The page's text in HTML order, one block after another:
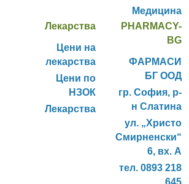
Медицина
Лекарства
Цени на
лекарства
Цени по
НЗОК
Лекарства
PHARMACY-
BG
ФАРМАСИ
БГ ООД
гр. София, р-
н Слатина
ул. „Христо
Смирненски“
6, вх. А
тел. 0893 218
645